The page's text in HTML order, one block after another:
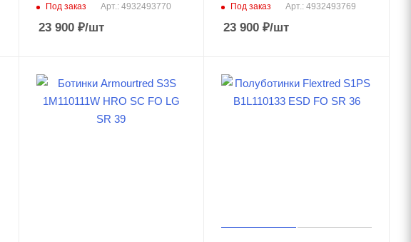
Под заказ Арт.: 4932493770
23 900₽/шт
Под заказ Арт.: 4932493769
23 900 ₽/шт